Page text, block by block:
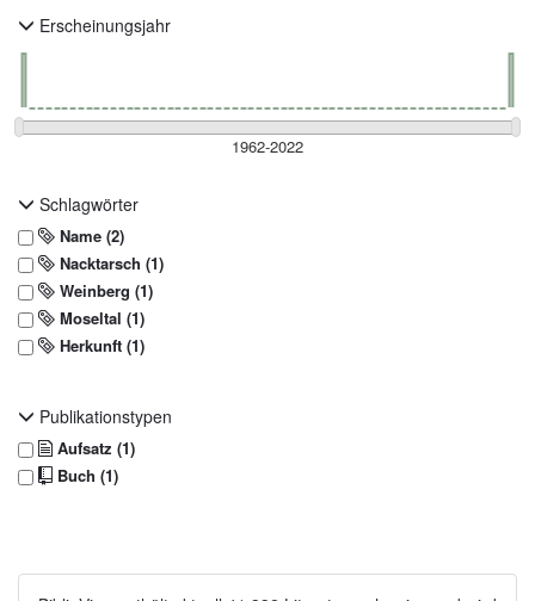
Erscheinungsjahr
Schlagwörter
Name (2)
Nacktarsch (1)
Weinberg (1)
Moseltal (1)
Herkunft (1)
Publikationstypen
Aufsatz (1)
Buch (1)